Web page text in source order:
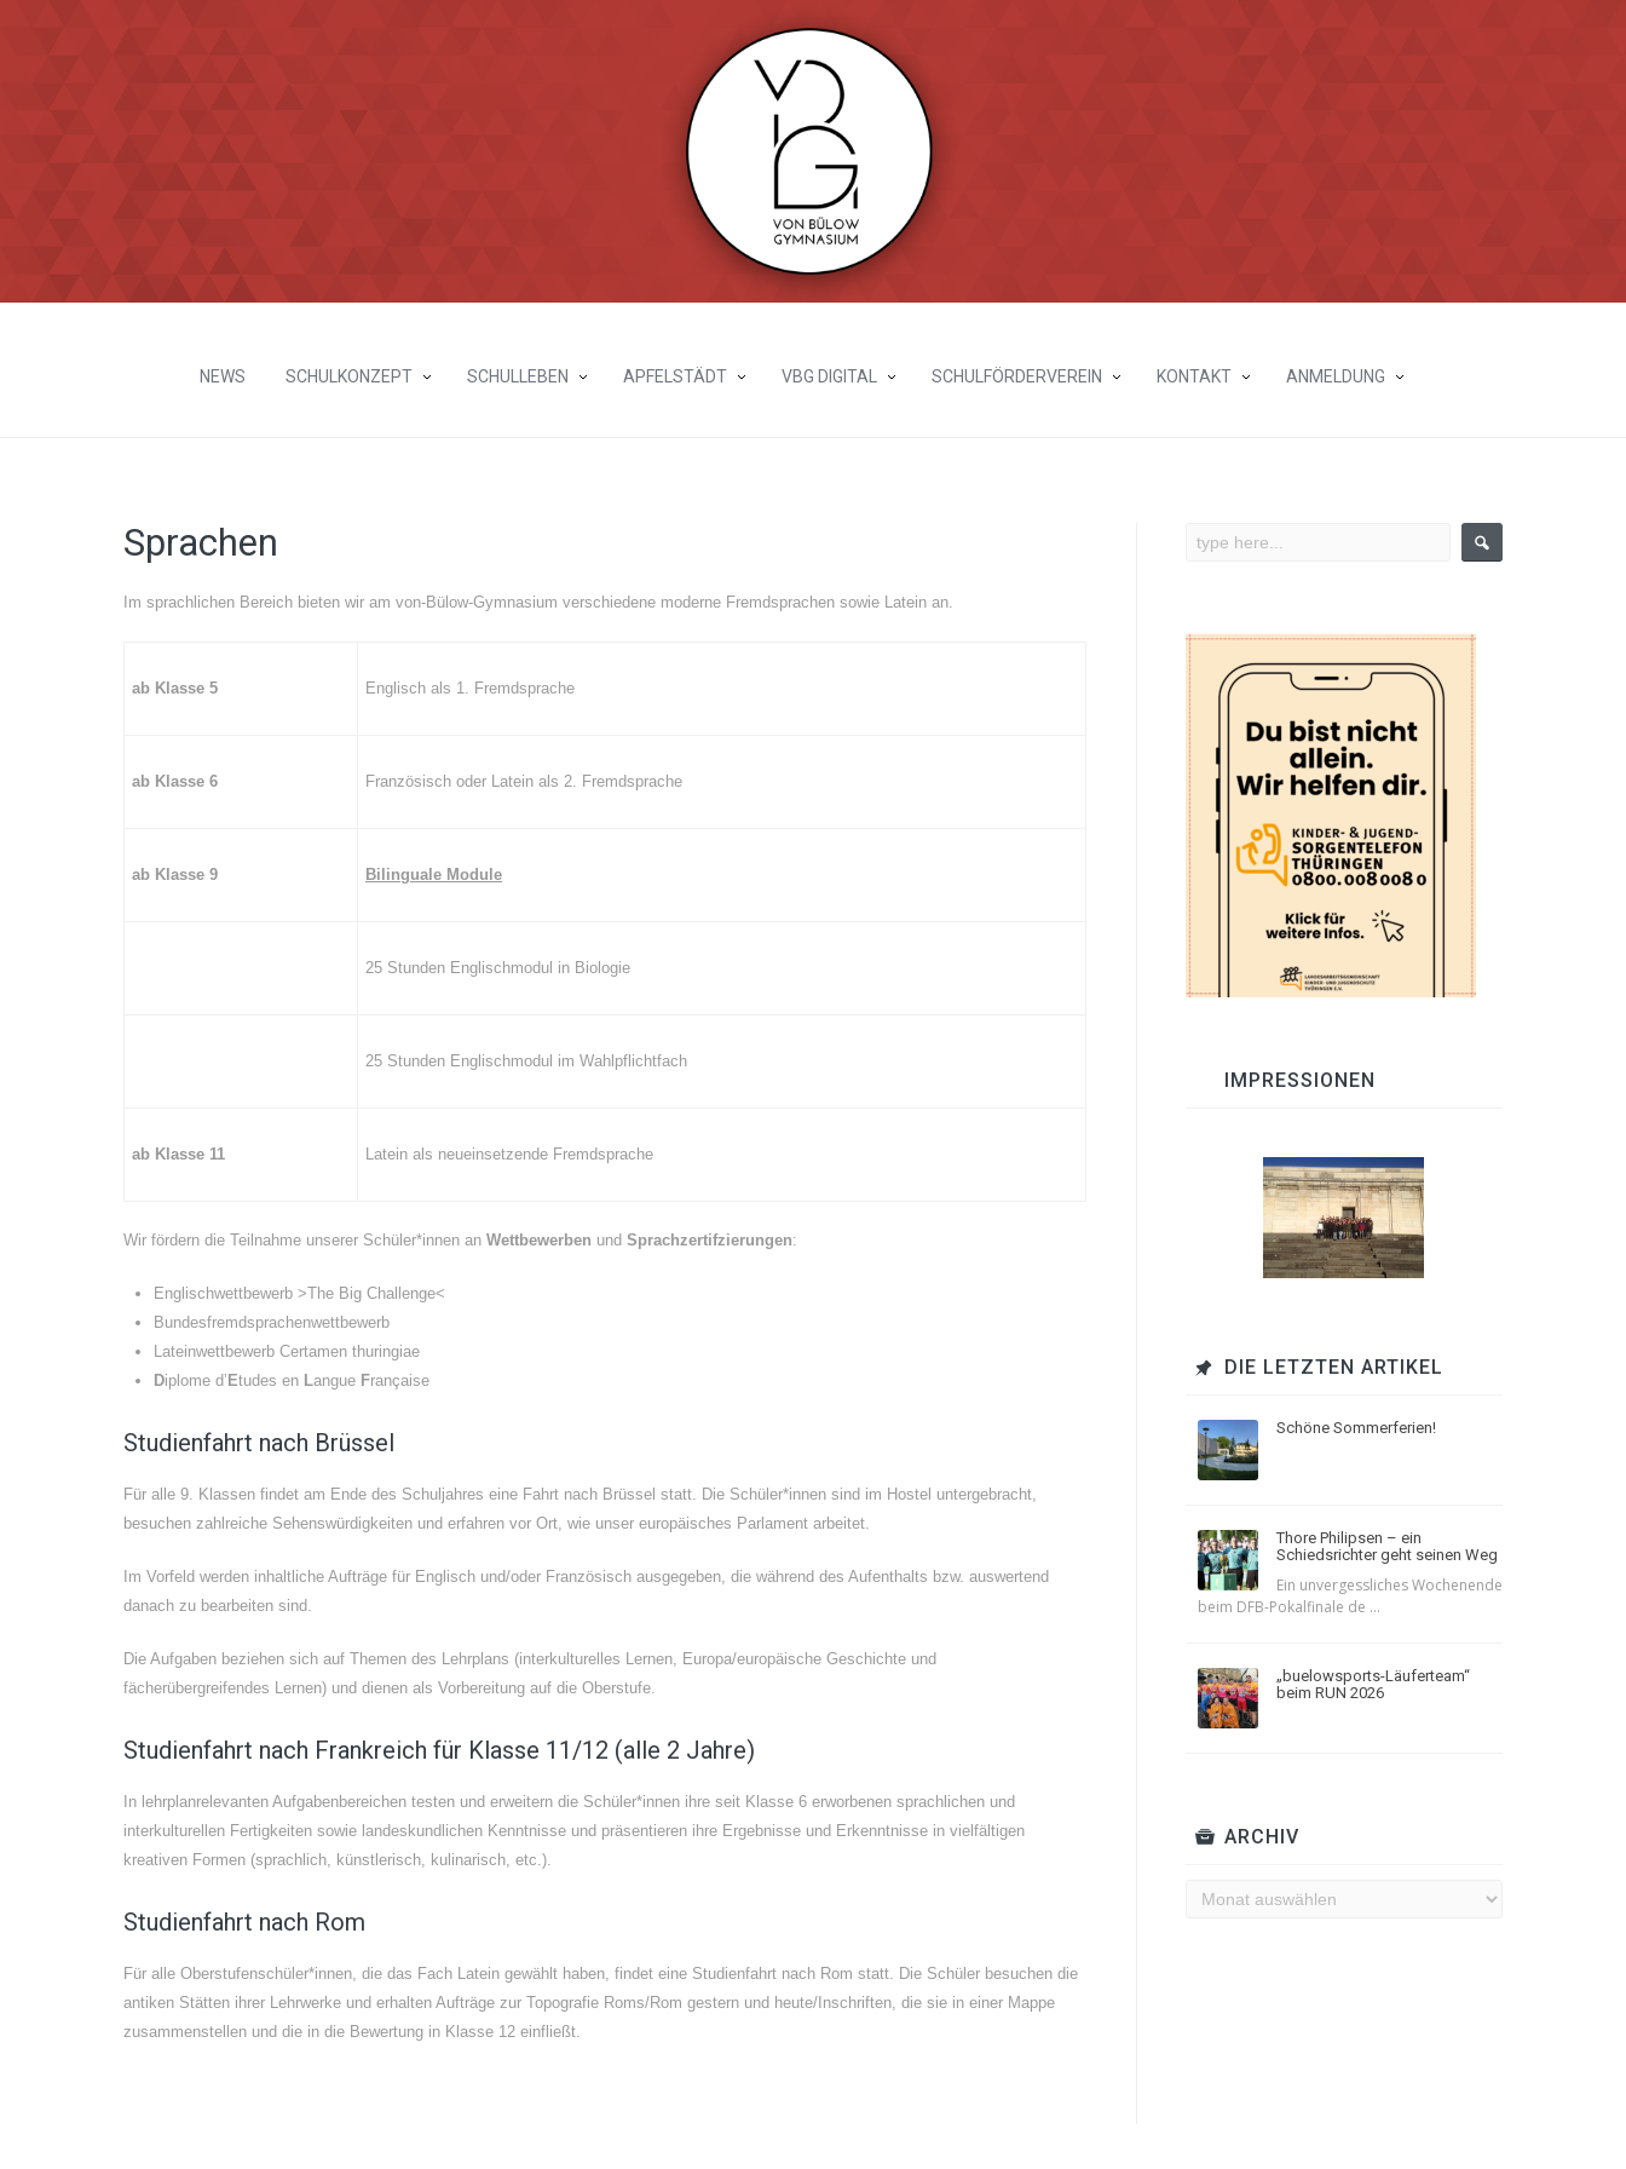
NEWS SCHULKONZEPT SCHULLEBEN APFELSTÄDT VBG DIGITAL SCHULFÖRDERVEREIN KONTAKT ANMELDUNG
Sprachen
Im sprachlichen Bereich bieten wir am von-Bülow-Gymnasium verschiedene moderne Fremdsprachen sowie Latein an.
ab Klasse 5 Englisch als 1. Fremdsprache
ab Klasse 6 Französisch oder Latein als 2. Fremdsprache
ab Klasse 9 Bilinguale Module
25 Stunden Englischmodul in Biologie
25 Stunden Englischmodul im Wahlpflichtfach
ab Klasse 11 Latein als neueinsetzende Fremdsprache
Wir fördern die Teilnahme unserer Schüler*innen an Wettbewerben und Sprachzertifzierungen:
Englischwettbewerb >The Big Challenge<
Bundesfremdsprachenwettbewerb
Lateinwettbewerb Certamen thuringiae
Diplome d’ Etudes en Langue Française
Studienfahrt nach Brüssel
Für alle 9. Klassen findet am Ende des Schuljahres eine Fahrt nach Brüssel statt. Die Schüler*innen sind im Hostel untergebracht,
besuchen zahlreiche Sehenswürdigkeiten und erfahren vor Ort, wie unser europäisches Parlament arbeitet.
Im Vorfeld werden inhaltliche Aufträge für Englisch und/oder Französisch ausgegeben, die während des Aufenthalts bzw. auswertend
danach zu bearbeiten sind.
Die Aufgaben beziehen sich auf Themen des Lehrplans (interkulturelles Lernen, Europa/europäische Geschichte und
fächerübergreifendes Lernen) und dienen als Vorbereitung auf die Oberstufe.
Studienfahrt nach Frankreich für Klasse 11/12 (alle 2 Jahre)
In lehrplanrelevanten Aufgabenbereichen testen und erweitern die Schüler*innen ihre seit Klasse 6 erworbenen sprachlichen und
interkulturellen Fertigkeiten sowie landeskundlichen Kenntnisse und präsentieren ihre Ergebnisse und Erkenntnisse in vielfältigen
kreativen Formen (sprachlich, künstlerisch, kulinarisch, etc.).
Studienfahrt nach Rom
Für alle Oberstufenschüler*innen, die das Fach Latein gewählt haben, findet eine Studienfahrt nach Rom statt. Die Schüler besuchen die
antiken Stätten ihrer Lehrwerke und erhalten Aufträge zur Topografie Roms/Rom gestern und heute/Inschriften, die sie in einer Mappe
zusammenstellen und die in die Bewertung in Klasse 12 einfließt.
IMPRESSIONEN
DIE LETZTEN ARTIKEL
Schöne Sommerferien!
Thore Philipsen – ein
Schiedsrichter geht seinen Weg
Ein unvergessliches Wochenende
beim DFB-Pokalfinale de ...
„buelowsports-Läuferteam“
beim RUN 2026
ARCHIV
Archiv